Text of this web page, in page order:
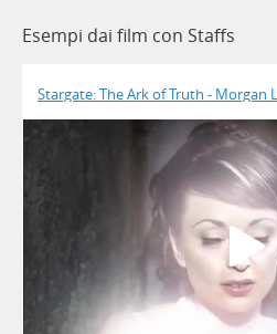
Esempi dai film con Staffs
Stargate: The Ark of Truth - Morgan